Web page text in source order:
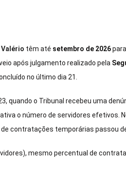
têm até setembro de 2026
após julgamento realizado pela
no último dia 21.
quando o Tribunal recebeu uma
o número de servidores efetivos.
contratações temporárias passou
mesmo percentual de